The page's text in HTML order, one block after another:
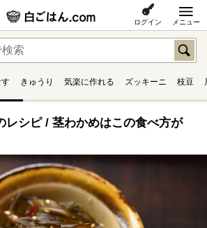
ログイン メニュー
きゅうり 気楽に作れる ズッキーニ 枝豆
レシピ / 茎わかめはこの食べ方が